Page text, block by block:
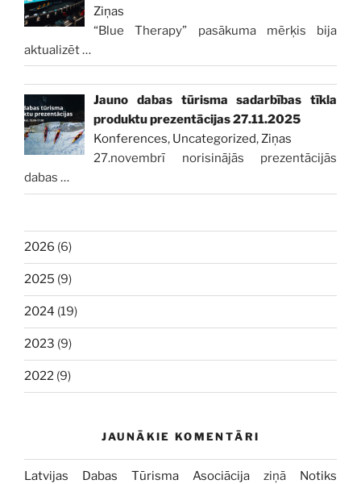
Ziņas
“Blue Therapy” pasākuma mērķis bija
aktualizēt…
Jauno dabas tūrisma sadarbības tīkla
produktu prezentācijas 27.11.2025
Konferences, Uncategorized,Ziņas
27.novembrī norisinājās prezentācijās
dabas …
2026 (6)
2025 (9)
2024 (19)
2023 (9)
2022 (9)
JAUNĀKIE KOMENTĀRI
Latvijas Dabas Tūrisma Asociācija ziņā Notiks